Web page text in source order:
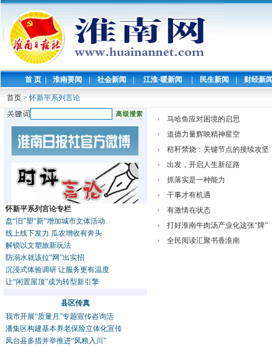
首 页 | 淮南要闻 | 社会新闻 | 江淮·暖新闻 | 民生新闻 | 财经新
首页 > 怀新平系列言论
怀新平系列言论专栏
盘“旧”塑“新”增加城市文体活动
线上线下发力 瓜农增收有奔头
解锁以文塑旅新玩法
防溺水就该拉“网”出实招
沉浸式体验调研 让服务更有温度
让“闲置屋顶”成为转型新引擎
县区传真
我市开展“质量月”专题宣传咨询活
潘集区构建基本养老保险立体化宣传
凤台县多措并举推进“凤粮入川”
马哈鱼应对困境的启思
道德力量辉映精神星空
秸秆禁烧：关键节点的接续攻坚
出发，开启人生新征路
抓落实是一种能力
干事才有机遇
有激情在状态
打好淮南牛肉汤产业化这张“牌”
全民阅读汇聚书香淮南